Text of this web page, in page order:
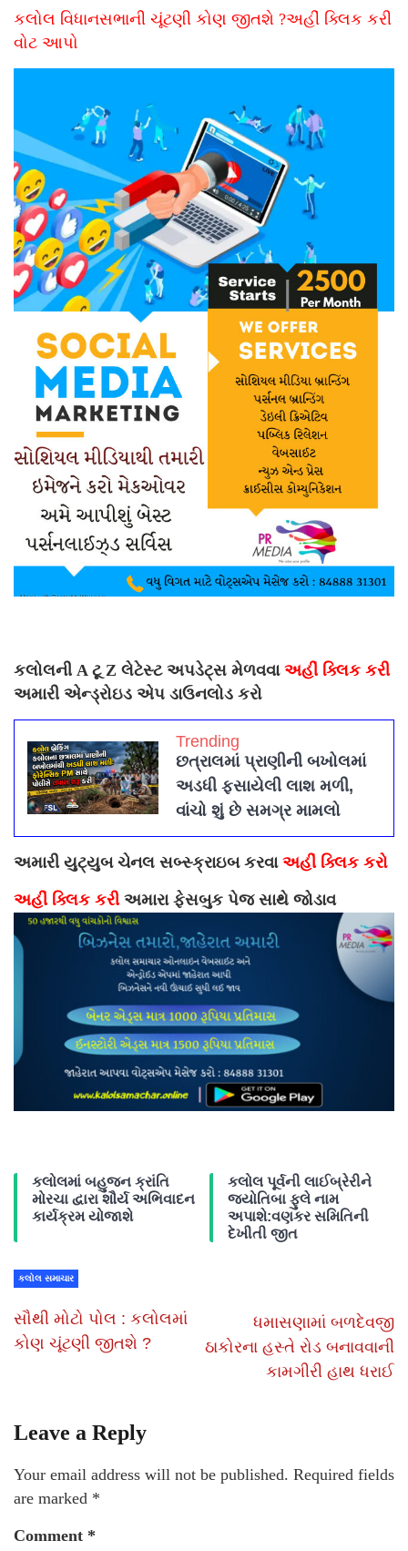
કલોલ વિધાનસભાની ચૂંટણી કોણ જીતશે ?અહીં ક્લિક કરી
વોટ આપો
કલોલની A ટૂ Z લેટેસ્ટ અપડેટ્સ મેળવવા અહીં ક્લિક કરી
અમારી એન્ડ્રોઇડ એપ ડાઉનલોડ કરો
Trending
છત્રાલમાં પ્રાણીની બખોલમાં
અડધી ફસાયેલી લાશ મળી,
વાંચો શું છે સમગ્ર મામલો
અમારી યુટ્યુબ ચેનલ સબ્સ્ક્રાઇબ કરવા અહીં ક્લિક કરો
અહીં ક્લિક કરી અમારા ફેસબુક પેજ સાથે જોડાવ
કલોલમાં બહુજન ક્રાંતિ
મોરચા દ્વારા શૌર્ય અભિવાદન
કાર્યક્રમ યોજાશે
કલોલ પૂર્વની લાઈબ્રેરીને
જ્યોતિબા ફુલે નામ
અપાશે:વણકર સમિતિની
દેખીતી જીત
કલોલ સમાચાર
સૌથી મોટો પોલ : કલોલમાં
કોણ ચૂંટણી જીતશે ?
ધમાસણામાં બળદેવજી
ઠાકોરના હસ્તે રોડ બનાવવાની
કામગીરી હાથ ધરાઈ
Leave a Reply
Your email address will not be published. Required fields
are marked *
Comment *